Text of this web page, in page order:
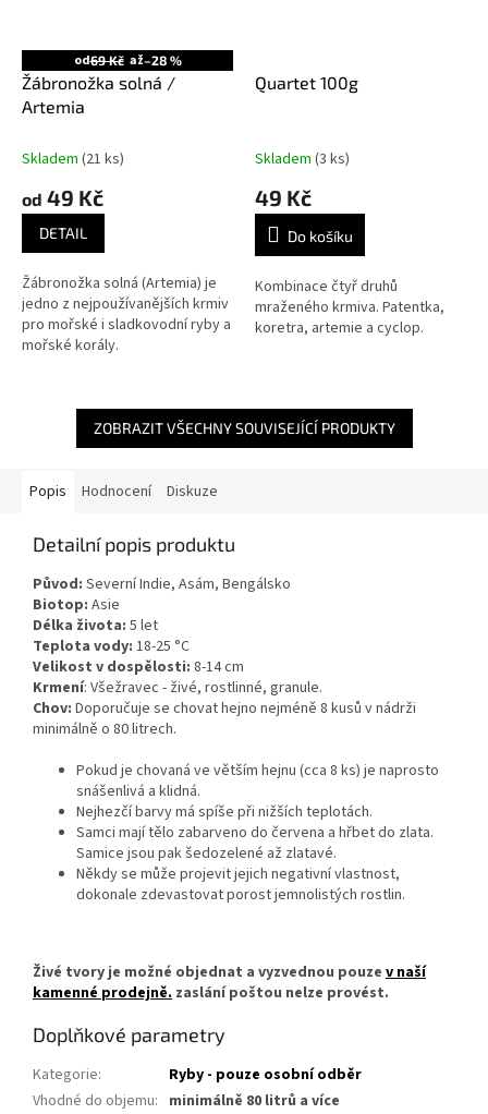
od69 Kč až–28 %
Žábronožka solná /
Artemia
Skladem (21 ks)
od 49 Kč
DETAIL
Žábronožka solná (Artemia) je
jedno z nejpoužívanějších krmiv
pro mořské i sladkovodní ryby a
mořské korály.
Quartet 100g
Skladem (3 ks)
49 Kč
Do košíku
Kombinace čtyř druhů
mraženého krmiva. Patentka,
koretra, artemie a cyclop.
ZOBRAZIT VŠECHNY SOUVISEJÍCÍ PRODUKTY
Popis Hodnocení Diskuze
Detailní popis produktu
Původ: Severní Indie, Asám, Bengálsko
Biotop: Asie
Délka života: 5 let
Teplota vody: 18-25 °C
Velikost v dospělosti: 8-14 cm
Krmení: Všežravec - živé, rostlinné, granule.
Chov: Doporučuje se chovat hejno nejméně 8 kusů v nádrži
minimálně o 80 litrech.
Pokud je chovaná ve větším hejnu (cca 8 ks) je naprosto
snášenlivá a klidná.
Nejhezčí barvy má spíše při nižších teplotách.
Samci mají tělo zabarveno do červena a hřbet do zlata.
Samice jsou pak šedozelené až zlatavé.
Někdy se může projevit jejich negativní vlastnost,
dokonale zdevastovat porost jemnolistých rostlin.
Živé tvory je možné objednat a vyzvednou pouze v naší
kamenné prodejně. zaslání poštou nelze provést.
Doplňkové parametry
Kategorie:
Ryby - pouze osobní odběr
Vhodné do objemu: minimálně 80 litrů a více